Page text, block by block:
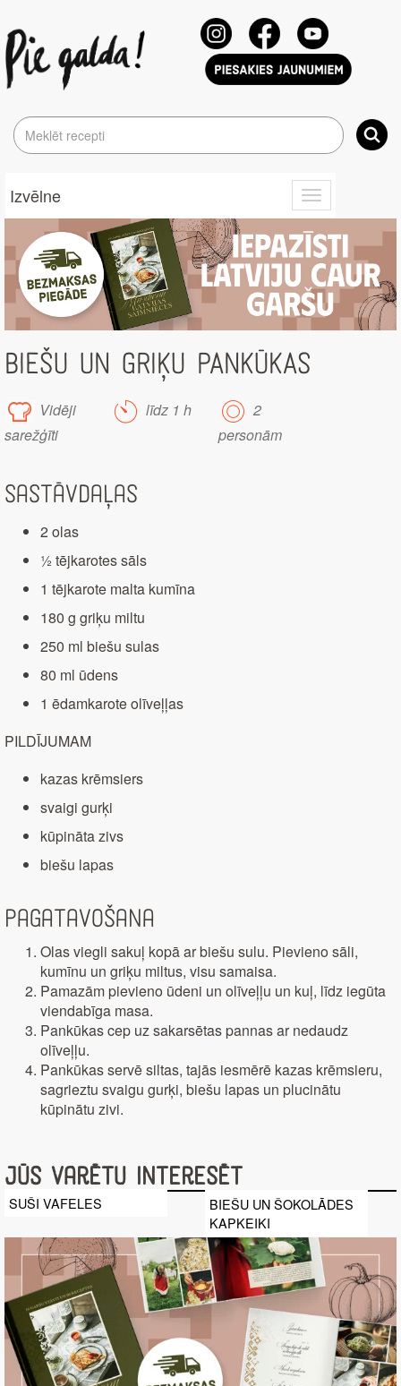
Toggle
navigation
Izvēlne
BIEŠU UN GRIĶU PANKŪKAS
Vidēji
sarežģīti
līdz 1 h
2
personām
Sastāvdaļas
2 olas
½ tējkarotes sāls
1 tējkarote malta kumīna
180 g griķu miltu
250 ml biešu sulas
80 ml ūdens
1 ēdamkarote olīveļļas
PILDĪJUMAM
kazas krēmsiers
svaigi gurķi
kūpināta zivs
biešu lapas
Pagatavošana
Olas viegli sakuļ kopā ar biešu sulu. Pievieno sāli,
kumīnu un griķu miltus, visu samaisa.
Pamazām pievieno ūdeni un olīveļļu un kuļ, līdz iegūta
viendabīga masa.
Pankūkas cep uz sakarsētas pannas ar nedaudz
olīveļļu.
Pankūkas servē siltas, tajās iesmērē kazas krēmsieru,
sagrieztu svaigu gurķi, biešu lapas un plucinātu
kūpinātu zivi.
Jūs varētu interesēt
SUŠI VAFELES
BIEŠU UN ŠOKOLĀDES
KAPKEIKI